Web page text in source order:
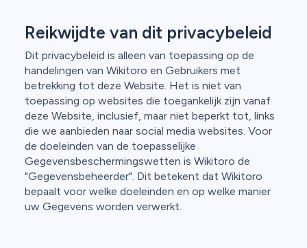
Reikwijdte van dit privacybeleid
Dit privacybeleid is alleen van toepassing op de
handelingen van Wikitoro en Gebruikers met
betrekking tot deze Website. Het is niet van
toepassing op websites die toegankelijk zijn vanaf
deze Website, inclusief, maar niet beperkt tot, links
die we aanbieden naar social media websites. Voor
de doeleinden van de toepasselijke
Gegevensbeschermingswetten is Wikitoro de
"Gegevensbeheerder". Dit betekent dat Wikitoro
bepaalt voor welke doeleinden en op welke manier
uw Gegevens worden verwerkt.